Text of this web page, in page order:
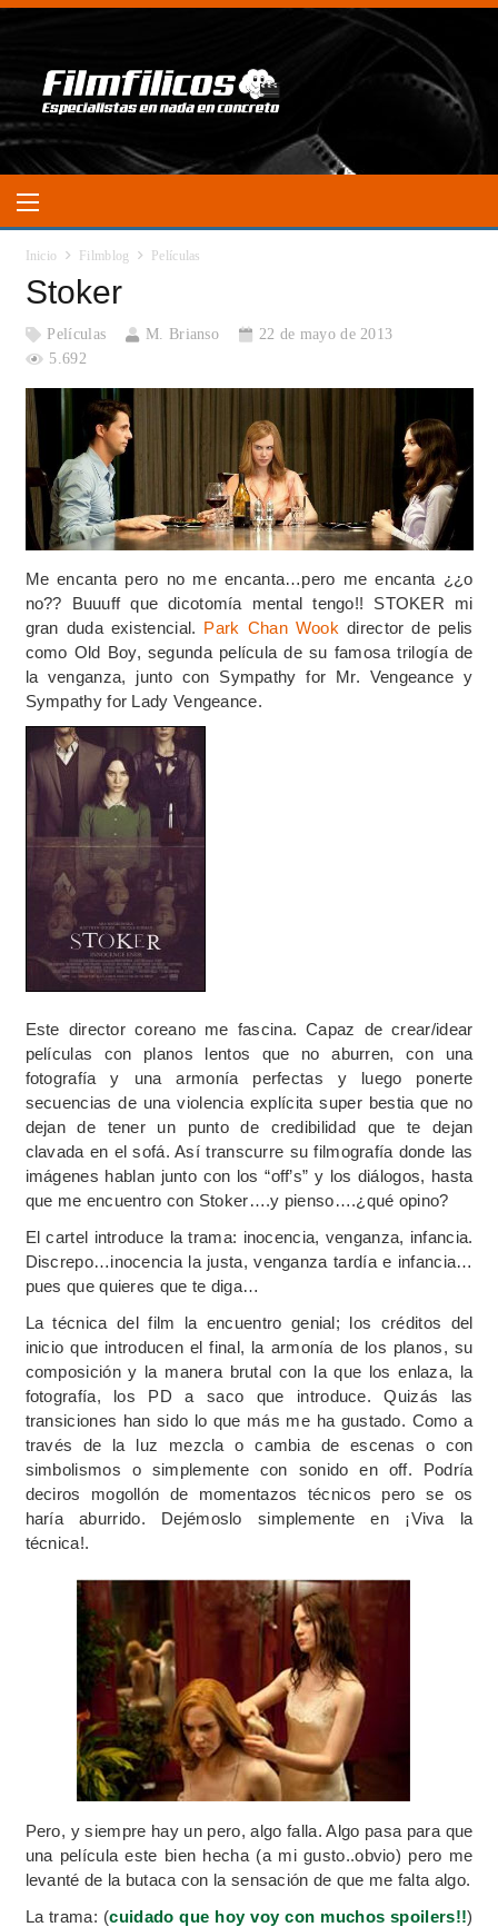
Inicio Filmblog Películas
Stoker
Películas M. Brianso
22 de mayo de 2013
5.692
Me encanta pero no me encanta…pero me encanta ¿¿o
no?? Buuuff que dicotomía mental tengo!! STOKER mi
gran duda existencial. Park Chan Wook director de pelis
como Old Boy, segunda película de su famosa trilogía de
la venganza, junto con Sympathy for Mr. Vengeance y
Sympathy for Lady Vengeance.
Este director coreano me fascina. Capaz de crear/idear
películas con planos lentos que no aburren, con una
fotografía y una armonía perfectas y luego ponerte
secuencias de una violencia explícita super bestia que no
dejan de tener un punto de credibilidad que te dejan
clavada en el sofá. Así transcurre su filmografía donde las
imágenes hablan junto con los “off’s” y los diálogos, hasta
que me encuentro con Stoker….y pienso….¿qué opino?
El cartel introduce la trama: inocencia, venganza, infancia.
Discrepo…inocencia la justa, venganza tardía e infancia…
pues que quieres que te diga…
La técnica del film la encuentro genial; los créditos del
inicio que introducen el final, la armonía de los planos, su
composición y la manera brutal con la que los enlaza, la
fotografía, los PD a saco que introduce. Quizás las
transiciones han sido lo que más me ha gustado. Como a
través de la luz mezcla o cambia de escenas o con
simbolismos o simplemente con sonido en off. Podría
deciros mogollón de momentazos técnicos pero se os
haría aburrido. Dejémoslo simplemente en ¡Viva la
técnica!.
Pero, y siempre hay un pero, algo falla. Algo pasa para que
una película este bien hecha (a mi gusto..obvio) pero me
levanté de la butaca con la sensación de que me falta algo.
La trama: (cuidado que hoy voy con muchos spoilers!!)